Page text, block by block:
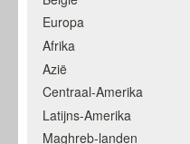
Europa
Afrika
Azië
Centraal-Amerika
Latijns-Amerika
Maghreb-landen